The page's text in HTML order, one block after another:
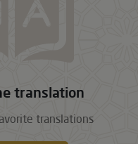
translation
translations